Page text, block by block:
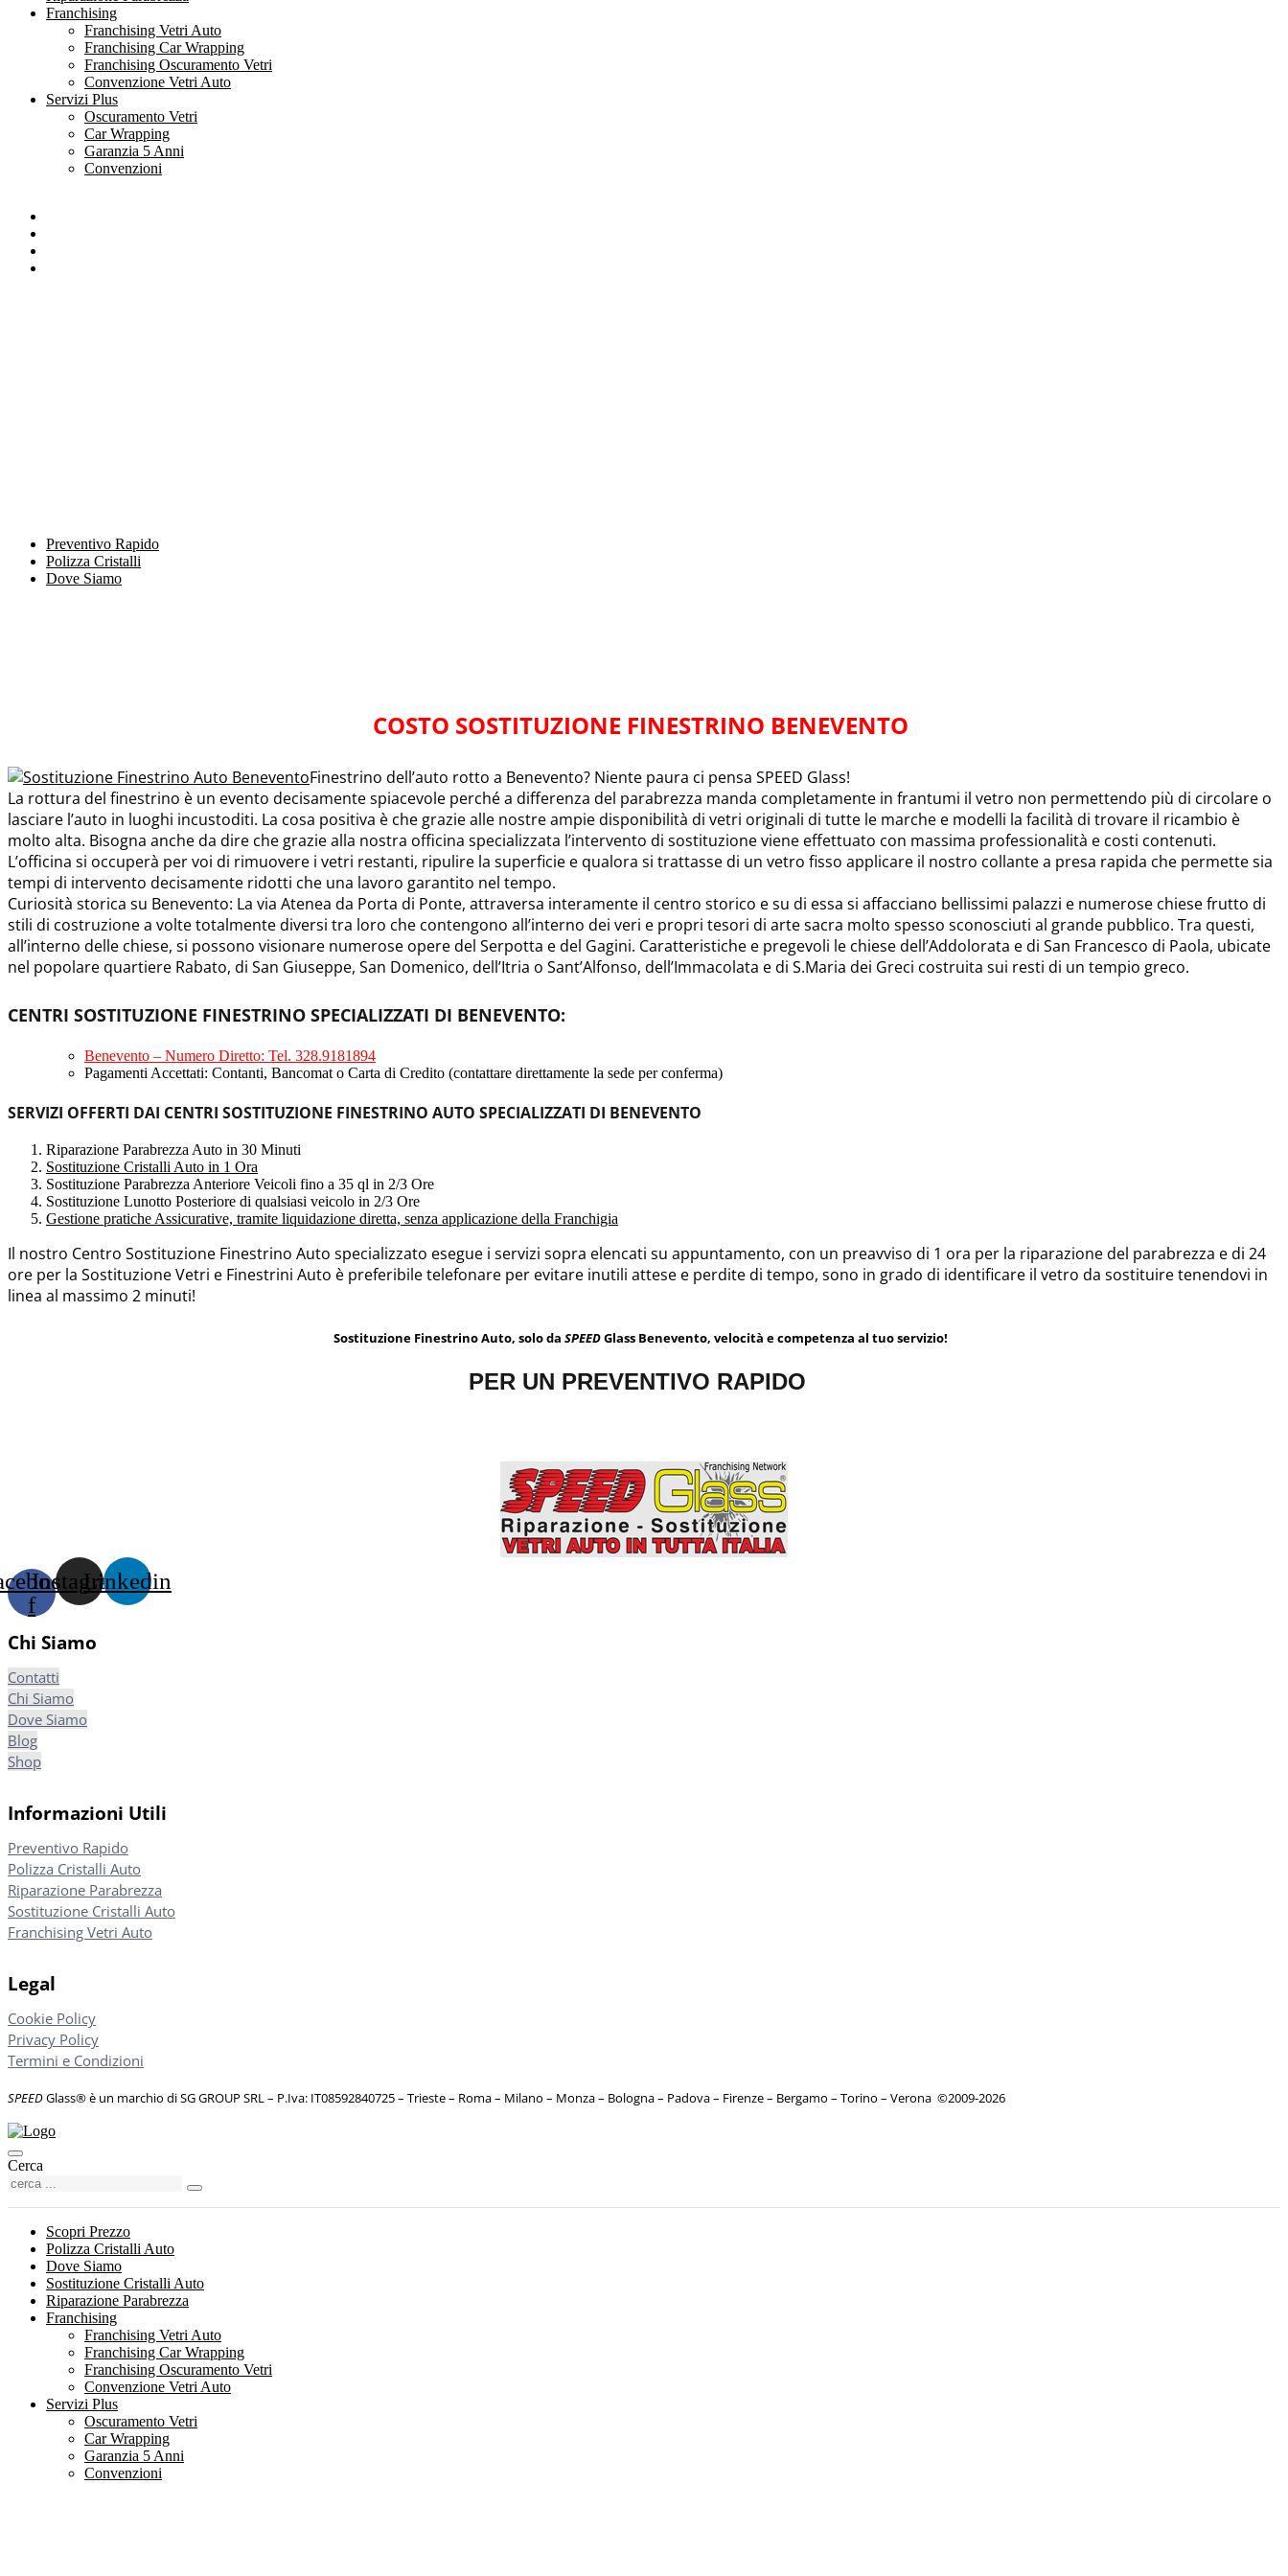
Franchising
Franchising Vetri Auto
Franchising Car Wrapping
Franchising Oscuramento Vetri
Convenzione Vetri Auto
Servizi Plus
Oscuramento Vetri
Car Wrapping
Garanzia 5 Anni
Convenzioni
Preventivo Rapido
Polizza Cristalli
Dove Siamo
COSTO SOSTITUZIONE FINESTRINO BENEVENTO
Finestrino dell’auto rotto a Benevento? Niente paura ci pensa SPEED Glass!
La rottura del finestrino è un evento decisamente spiacevole perché a differenza del parabrezza manda completamente in frantumi il vetro non permettendo più di circolare o
lasciare l’auto in luoghi incustoditi. La cosa positiva è che grazie alle nostre ampie disponibilità di vetri originali di tutte le marche e modelli la facilità di trovare il ricambio è
molto alta. Bisogna anche da dire che grazie alla nostra officina specializzata l’intervento di sostituzione viene effettuato con massima professionalità e costi contenuti.
L’officina si occuperà per voi di rimuovere i vetri restanti, ripulire la superficie e qualora si trattasse di un vetro fisso applicare il nostro collante a presa rapida che permette sia
tempi di intervento decisamente ridotti che una lavoro garantito nel tempo.
Curiosità storica su Benevento: La via Atenea da Porta di Ponte, attraversa interamente il centro storico e su di essa si affacciano bellissimi palazzi e numerose chiese frutto di
stili di costruzione a volte totalmente diversi tra loro che contengono all’interno dei veri e propri tesori di arte sacra molto spesso sconosciuti al grande pubblico. Tra questi,
all’interno delle chiese, si possono visionare numerose opere del Serpotta e del Gagini. Caratteristiche e pregevoli le chiese dell’Addolorata e di San Francesco di Paola, ubicate
nel popolare quartiere Rabato, di San Giuseppe, San Domenico, dell’Itria o Sant’Alfonso, dell’Immacolata e di S.Maria dei Greci costruita sui resti di un tempio greco.
CENTRI SOSTITUZIONE FINESTRINO SPECIALIZZATI DI BENEVENTO:
Benevento – Numero Diretto: Tel. 328.9181894
Pagamenti Accettati: Contanti, Bancomat o Carta di Credito (contattare direttamente la sede per conferma)
SERVIZI OFFERTI DAI CENTRI SOSTITUZIONE FINESTRINO AUTO SPECIALIZZATI DI BENEVENTO
Riparazione Parabrezza Auto in 30 Minuti
Sostituzione Cristalli Auto in 1 Ora
Sostituzione Parabrezza Anteriore Veicoli fino a 35 ql in 2/3 Ore
Sostituzione Lunotto Posteriore di qualsiasi veicolo in 2/3 Ore
Gestione pratiche Assicurative, tramite liquidazione diretta, senza applicazione della Franchigia
Il nostro Centro Sostituzione Finestrino Auto specializzato esegue i servizi sopra elencati su appuntamento, con un preavviso di 1 ora per la riparazione del parabrezza e di 24
ore per la Sostituzione Vetri e Finestrini Auto è preferibile telefonare per evitare inutili attese e perdite di tempo, sono in grado di identificare il vetro da sostituire tenendovi in
linea al massimo 2 minuti!
Sostituzione Finestrino Auto, solo da SPEEDGlass Benevento, velocità e competenza al tuo servizio!
PER UN PREVENTIVO RAPIDO
f
InstagramLinkedin
Chi Siamo
Contatti
Chi Siamo
Dove Siamo
Blog
Shop
Informazioni Utili
Preventivo Rapido
Polizza Cristalli Auto
Riparazione Parabrezza
Sostituzione Cristalli Auto
Franchising Vetri Auto
Legal
Cookie Policy
Privacy Policy
Termini e Condizioni
SPEEDGlass® è un marchio di SG GROUP SRL – P.Iva: IT08592840725– Trieste – Roma – Milano – Monza – Bologna – Padova – Firenze – Bergamo – Torino – Verona ©2009-2026
Cerca
Scopri Prezzo
Polizza Cristalli Auto
Dove Siamo
Sostituzione Cristalli Auto
Riparazione Parabrezza
Franchising
Franchising Vetri Auto
Franchising Car Wrapping
Franchising Oscuramento Vetri
Convenzione Vetri Auto
Servizi Plus
Oscuramento Vetri
Car Wrapping
Garanzia 5 Anni
Convenzioni